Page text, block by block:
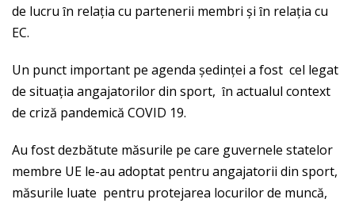
de lucru ȋn relația cu partenerii membri şi ȋn relația cu
EC.
Un punct important pe agenda şedinței a fost cel legat
de situația angajatorilor din sport, ȋn actualul context
de criză pandemică COVID 19.
Au fost dezbătute măsurile pe care guvernele statelor
membre UE le-au adoptat pentru angajatorii din sport,
măsurile luate pentru protejarea locurilor de muncă,